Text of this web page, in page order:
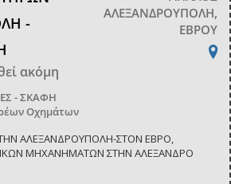
-
ακόμη
- ΣΚΑΦΗ
Οχημάτων
ΑΛΕΞΑΝΔΡΟΥΠΟΛΗ,
ΕΒΡΟΥ
ΑΛΕΞΑΝΔΡΟΥΠΟΛΗ-ΣΤΟΝ ΕΒΡΟ,
ΜΗΧΑΝΗΜΑΤΩΝ ΣΤΗΝ ΑΛΕΞΑΝΔΡΟ